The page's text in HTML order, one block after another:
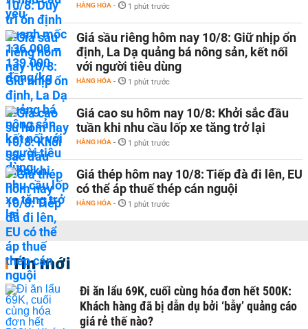
HÀNG HÓA - 1 phút trước
Giá sầu riêng hôm nay 10/8: Giữ nhịp ổn
định, La Dạ quảng bá nông sản, kết nối
với người tiêu dùng
HÀNG HÓA - 1 phút trước
Giá cao su hôm nay 10/8: Khởi sắc đầu
tuần khi nhu cầu lốp xe tăng trở lại
HÀNG HÓA - 1 phút trước
Giá thép hôm nay 10/8: Tiếp đà đi lên, EU
có thể áp thuế thép cán nguội
HÀNG HÓA - 1 phút trước
Tin mới
Đi ăn lẩu 69K, cuối cùng hóa đơn hết 500K:
Khách hàng đã bị dẫn dụ bởi ‘bẫy’ quảng cáo
giá rẻ thế nào?